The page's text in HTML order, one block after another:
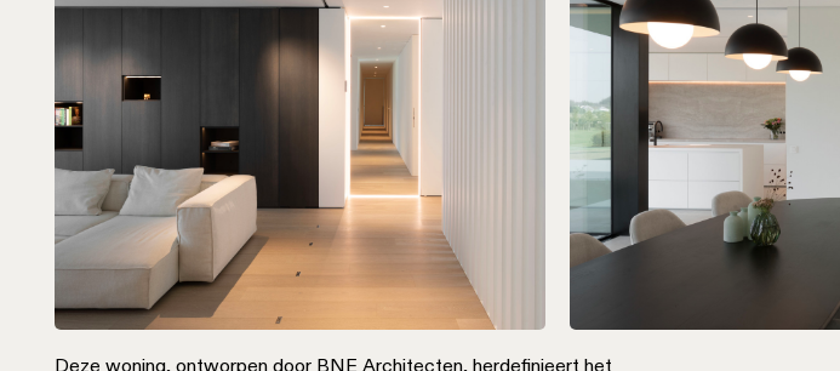
Deze woning, ontworpen door BNE Architecten, herdefinieert het